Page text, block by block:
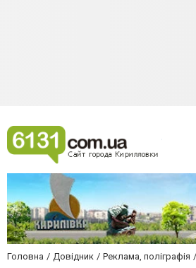
Головна Довідник Реклама, поліграфія